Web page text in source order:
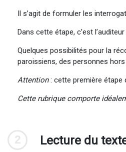
Il s’agit de formuler les
Dans cette étape, c’est
Quelques possibilités pour la
paroissiens, des personnes
Attention: cette première étape
Cette rubrique comporte
2 Lecture du